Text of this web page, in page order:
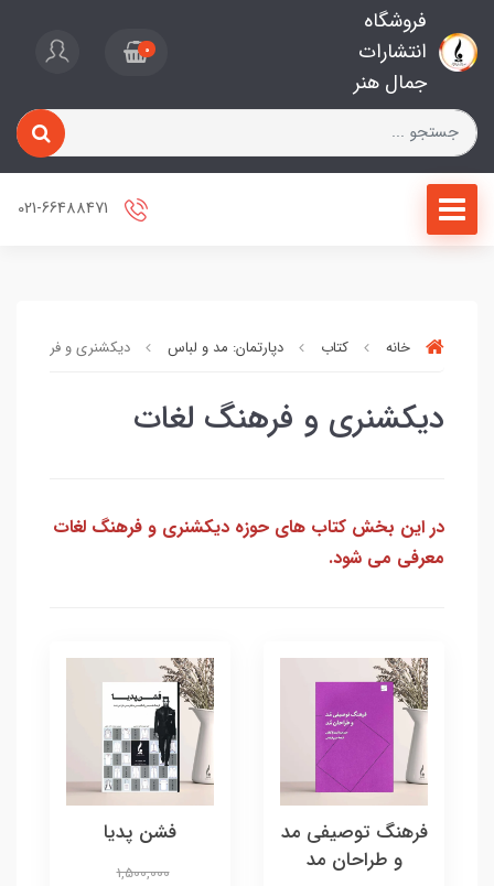
فروشگاه
انتشارات
جمال هنر
0
خانه کتاب دپارتمان: مد و لباس دیکشنری و فرهنگ
دیکشنری و فرهنگ لغات
در این بخش کتاب های حوزه دیکشنری و فرهنگ لغات
معرفی می شود.
فرهنگ توصیفی مد
و طراحان مد
فشن پدیا
1,500,000